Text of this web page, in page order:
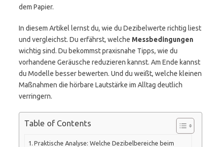
dem Papier.
In diesem Artikel lernst du, wie du Dezibelwerte richtig liest
und vergleichst. Du erfährst, welche Messbedingungen
wichtig sind. Du bekommst praxisnahe Tipps, wie du
vorhandene Geräusche reduzieren kannst. Am Ende kannst
du Modelle besser bewerten. Und du weißt, welche kleinen
Maßnahmen die hörbare Lautstärke im Alltag deutlich
verringern.
Table of Contents
Praktische Analyse: Welche Dezibelbereiche beim